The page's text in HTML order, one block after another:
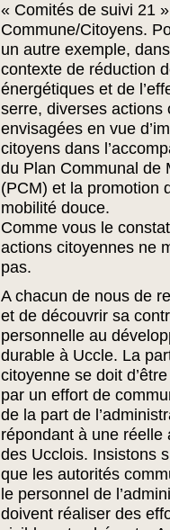
« Comités de suivi 21 »
Commune/Citoyens.
un autre exemple,
contexte de réduction
énergétiques et de
serre, diverses actions
envisagées en vue
citoyens dans
du Plan Communal de
(PCM) et la promotion
mobilité douce.
Comme vous le
actions citoyennes ne
pas.
A chacun de nous de
et de découvrir sa
personnelle au
durable à Uccle. La
citoyenne se doit
par un effort de
de la part de
répondant à une réelle
des Ucclois. Insistons
que les autorités
le personnel de
doivent réaliser des